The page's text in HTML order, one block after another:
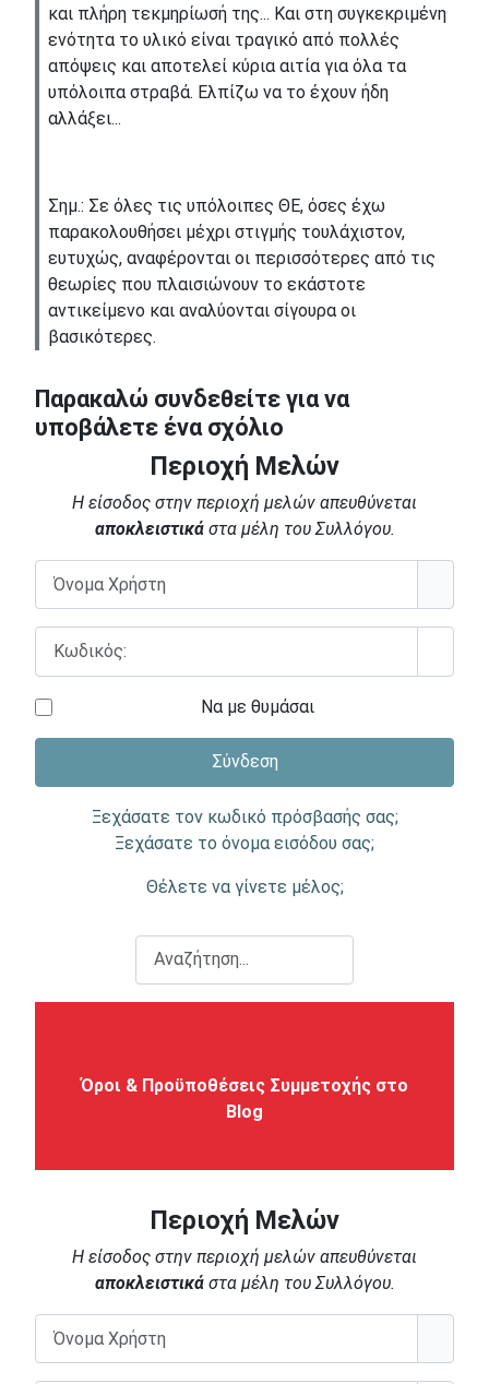
και πλήρη τεκμηρίωσή της... Και στη συγκεκριμένη
ενότητα το υλικό είναι τραγικό από πολλές
απόψεις και αποτελεί κύρια αιτία για όλα τα
υπόλοιπα στραβά. Ελπίζω να το έχουν ήδη
αλλάξει...
Σημ.: Σε όλες τις υπόλοιπες ΘΕ, όσες έχω
παρακολουθήσει μέχρι στιγμής τουλάχιστον,
ευτυχώς, αναφέρονται οι περισσότερες από τις
θεωρίες που πλαισιώνουν το εκάστοτε
αντικείμενο και αναλύονται σίγουρα οι
βασικότερες.
Παρακαλώ συνδεθείτε για να
υποβάλετε ένα σχόλιο
Περιοχή Μελών
Η είσοδος στην περιοχή μελών απευθύνεται
αποκλειστικάστα μέλη του Συλλόγου.
Όνομα Χρήστη
Κωδικός:
Να με θυμάσαι
Σύνδεση
Ξεχάσατε τον κωδικό πρόσβασής σας;
Ξεχάσατε το όνομα εισόδου σας;
Θέλετε να γίνετε μέλος;
Αναζήτηση...
Όροι & Προϋποθέσεις Συμμετοχής στο
Blog
Περιοχή Μελών
Η είσοδος στην περιοχή μελών απευθύνεται
αποκλειστικάστα μέλη του Συλλόγου.
Όνομα Χρήστη